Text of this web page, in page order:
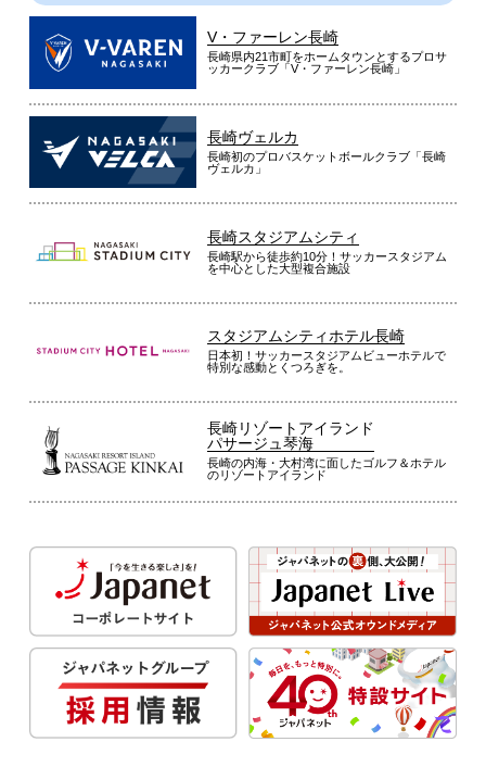
V・ファーレン長崎
長崎県内21市町をホームタウンとするプロサ
ッカークラブ「V・ファーレン長崎」
長崎ヴェルカ
長崎初のプロバスケットボールクラブ「長崎
ヴェルカ」
長崎スタジアムシティ
長崎駅から徒歩約10分！サッカースタジアム
を中心とした大型複合施設
スタジアムシティホテル長崎
日本初！サッカースタジアムビューホテルで
特別な感動とくつろぎを。
長崎リゾートアイランド
パサージュ琴海
長崎の内海・大村湾に面したゴルフ＆ホテル
のリゾートアイランド